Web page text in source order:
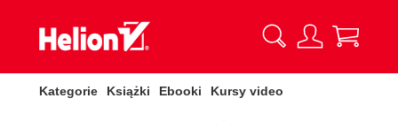
Kategorie Książki Ebooki Kursy video